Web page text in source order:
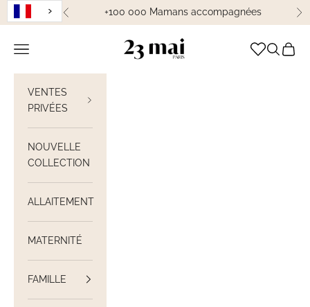
Passer au contenu
Précédent+100 000 Mamans accompagnées
23 Mai Paris
Ouvrir la navigation Ouvrir la
Voir
VENTES
PRIVÉES
NOUVELLE
COLLECTION
ALLAITEMENT
MATERNITÉ
FAMILLE